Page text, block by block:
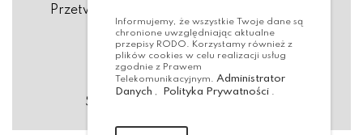
Przetwarzanie danych osobowych (RODO)
Deklaracja dostępności
Dostępność Architektoniczna
Standardy ochrony małoletnich
Informujemy, że wszystkie Twoje dane są
chronione uwzględniając aktualne
przepisy RODO. Korzystamy również z
plików cookies w celu realizacji usług
zgodnie z Prawem
Telekomunikacyjnym. Administrator
Danych , Polityka Prywatności .